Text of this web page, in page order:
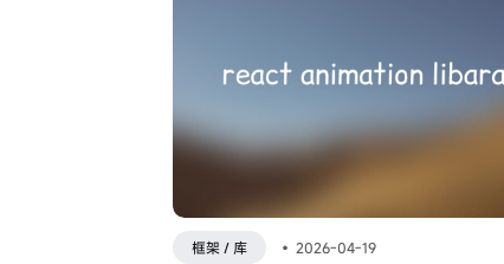
框架 / 库 • 2026-04-19